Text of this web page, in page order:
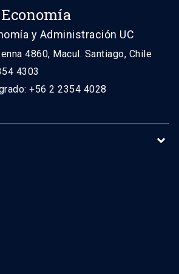
y Administración UC
4860, Macul. Santiago, Chile
4303
+56 2 2354 4028